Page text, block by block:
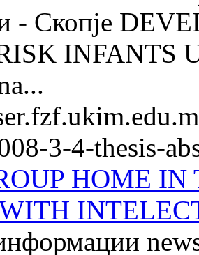
- Скопје
INFANTS
3-4-thesis-
HOME
WITH